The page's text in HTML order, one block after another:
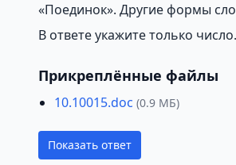
«Поединок». Другие формы
В ответе укажите только число.
Прикреплённые файлы
10.10015.doc (0.9 МБ)
Показать ответ